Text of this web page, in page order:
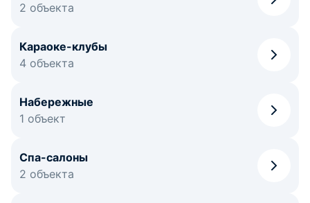
2 объекта
Караоке-клубы
4 объекта
Набережные
1 объект
Спа-салоны
2 объекта